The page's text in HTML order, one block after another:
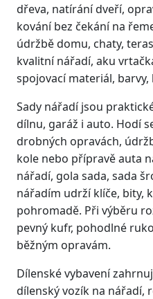
dřeva, natírání dveří,
kování bez čekání na
údržbě domu, chaty,
kvalitní nářadí, aku
spojovací materiál,
Sady nářadí jsou
dílnu, garáž i auto. Hodí
drobných opravách,
kole nebo přípravě auta
nářadí, gola sada, sada
nářadím udrží klíče, bity,
pohromadě. Při výběru
pevný kufr, pohodlné
běžným opravám.
Dílenské vybavení
dílenský vozík na nářadí,